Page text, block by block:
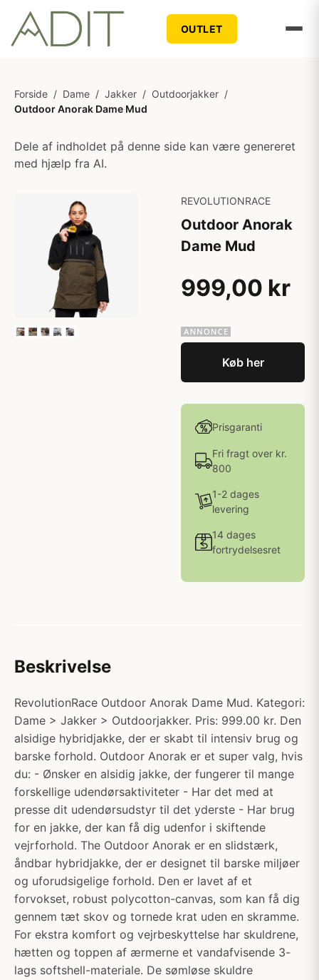
OUTLET
Forside / Dame / Jakker / Outdoorjakker /
Outdoor Anorak Dame Mud
Dele af indholdet på denne side kan være genereret
med hjælp fra AI.
REVOLUTIONRACE
Outdoor Anorak
Dame Mud
999,00 kr
Køb her
Prisgaranti
Fri fragt over kr.
800
1-2 dages
levering
14 dages
fortrydelsesret
Beskrivelse
RevolutionRace Outdoor Anorak Dame Mud. Kategori:
Dame > Jakker > Outdoorjakker. Pris: 999.00 kr. Den
alsidige hybridjakke, der er skabt til intensiv brug og
barske forhold. Outdoor Anorak er et super valg, hvis
du: - Ønsker en alsidig jakke, der fungerer til mange
forskellige udendørsaktiviteter - Har det med at
presse dit udendørsudstyr til det yderste - Har brug
for en jakke, der kan få dig udenfor i skiftende
vejrforhold. The Outdoor Anorak er en slidstærk,
åndbar hybridjakke, der er designet til barske miljøer
og uforudsigelige forhold. Den er lavet af et
forvokset, robust polycotton-canvas, som kan få dig
gennem tæt skov og tornede krat uden en skramme.
For ekstra komfort og vejrbeskyttelse har skuldrene,
hætten og toppen af ærmerne et vandafvisende 3-
lags softshell-materiale. De sømløse skuldre